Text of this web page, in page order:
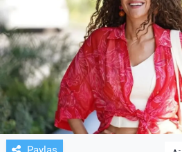
TV VE SİNEMA
BASKETBOL
SAĞLIK
GENEL
KÜLTÜR SANAT